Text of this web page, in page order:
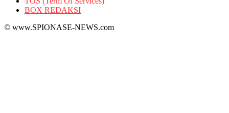
BOX REDAKSI
© www.SPIONASE-NEWS.com